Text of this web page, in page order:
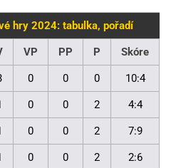
hry 2024: tabulka, pořadí
VP PP P Skóre
0 0 0 10:4
0 0 2 4:4
0 0 2 7:9
0 0 2 2:6